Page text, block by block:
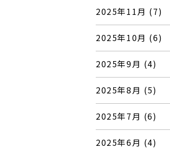
2025年11月 (7)
2025年10月 (6)
2025年9月 (4)
2025年8月 (5)
2025年7月 (6)
2025年6月 (4)